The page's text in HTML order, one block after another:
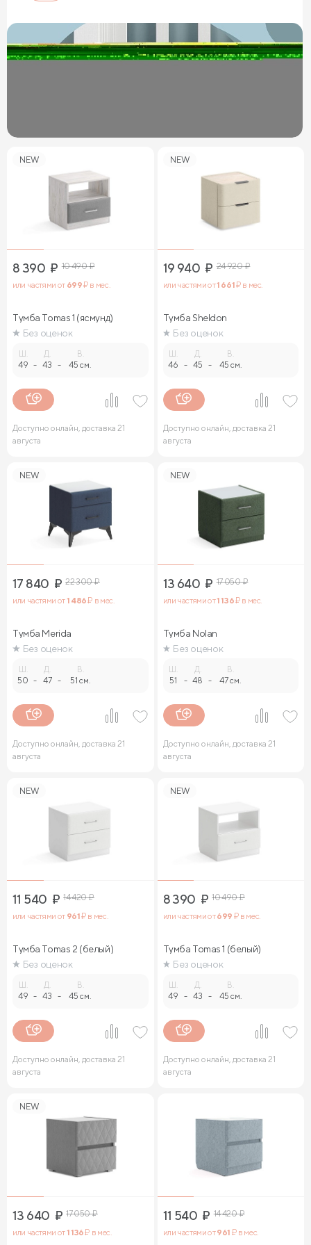
NEW
8 390 ₽ 10 490₽
или частями от 699₽ в мес.
Тумба Tomas 1 (ясмунд)
Без оценок
49 -
Д.
43 -
В.
45 см.
Доступно онлайн, доставка 21
августа
NEW
19 940 ₽ 24 920₽
или частями от1 661₽ в мес.
Тумба Sheldon
Без оценок
46 -
Д.
45 -
В.
45 см.
Доступно онлайн, доставка 21
августа
NEW
17 840 ₽ 22 300₽
или частями от1 486₽ в мес.
Тумба Merida
Без оценок
50 -
Д.
47 -
В.
51 см.
Доступно онлайн, доставка 21
августа
NEW
13 640 ₽ 17 050₽
или частями от1 136₽ в мес.
Тумба Nolan
Без оценок
51 -
Д.
48 -
В.
47 см.
Доступно онлайн, доставка 21
августа
NEW
11 540 ₽ 14 420₽
или частями от 961₽ в мес.
Тумба Tomas 2 (белый)
Без оценок
49 -
Д.
43 -
В.
45 см.
Доступно онлайн, доставка 21
августа
NEW
8 390 ₽ 10 490₽
или частями от699 ₽ в мес.
Тумба Tomas 1 (белый)
Без оценок
49 -
Д.
43 -
В.
45 см.
Доступно онлайн, доставка 21
августа
NEW
13 640 ₽ 17 050₽
или частями от1 136₽ в мес.
11 540 ₽ 14 420₽
или частями от961 ₽ в мес.